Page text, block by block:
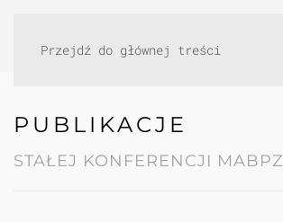
Przejdź do głównej treści
PUBLIKACJE
STAŁEJ KONFERENCJI MABPZ